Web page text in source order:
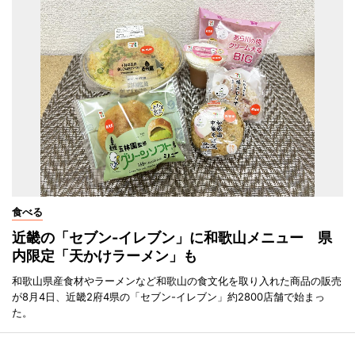
食べる
近畿の「セブン-イレブン」に和歌山メニュー 県
内限定「天かけラーメン」も
和歌山県産食材やラーメンなど和歌山の食文化を取り入れた商品の販売
が8月4日、近畿2府4県の「セブン-イレブン」約2800店舗で始まっ
た。